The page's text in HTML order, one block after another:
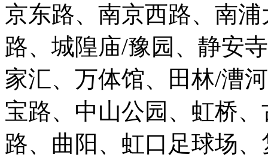
京东路、南京西路、南
路、城隍庙/豫园、静安
家汇、万体馆、田林/漕
宝路、中山公园、虹桥
路、曲阳、虹口足球场